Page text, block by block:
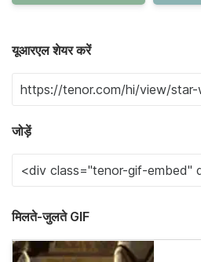
यूआरएल शेयर करें
जोड़ें
मिलते-जुलते GIF